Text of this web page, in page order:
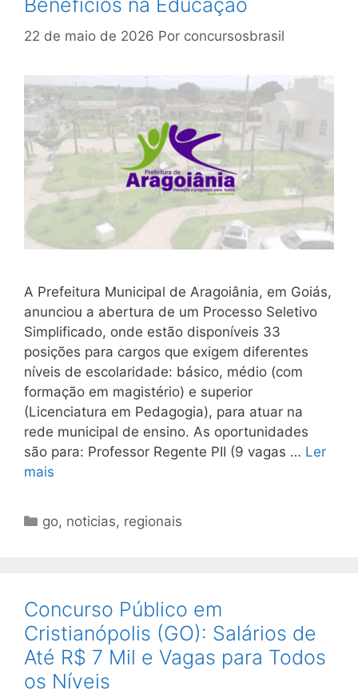
Benefícios na Educação
22 de maio de 2026 Por concursosbrasil
A Prefeitura Municipal de Aragoiânia, em Goiás,
anunciou a abertura de um Processo Seletivo
Simplificado, onde estão disponíveis 33
posições para cargos que exigem diferentes
níveis de escolaridade: básico, médio (com
formação em magistério) e superior
(Licenciatura em Pedagogia), para atuar na
rede municipal de ensino. As oportunidades
são para: Professor Regente PII (9 vagas … Ler
mais
Categorias
go, noticias, regionais
Concurso Público em
Cristianópolis (GO): Salários de
Até R$ 7 Mil e Vagas para Todos
os Níveis